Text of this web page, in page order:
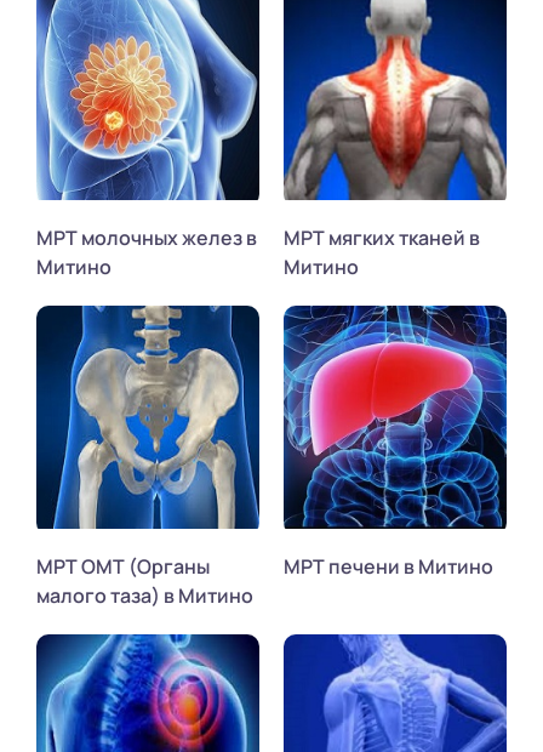
МРТ молочных желез в
Митино
МРТ мягких тканей в
Митино
МРТ ОМТ (Органы
малого таза) в Митино
МРТ печени в Митино